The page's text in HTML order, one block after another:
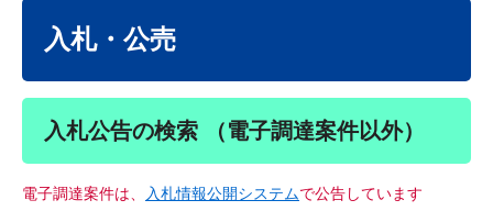
入札・公売
入札公告の検索 （電子調達案件以外）
電子調達案件は、 入札情報公開システムで公告しています